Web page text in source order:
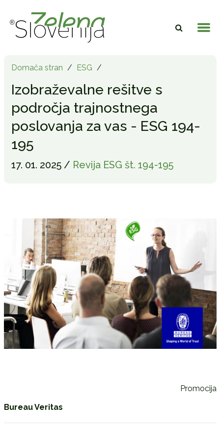
Domača stran / ESG /
Izobraževalne rešitve s
področja trajnostnega
poslovanja za vas - ESG 194-
195
17. 01. 2025 / Revija ESG št. 194-195
Promocija
Bureau Veritas